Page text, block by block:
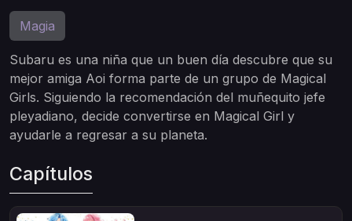
Magia
Subaru es una niña que un buen día descubre que su
mejor amiga Aoi forma parte de un grupo de Magical
Girls. Siguiendo la recomendación del muñequito jefe
pleyadiano, decide convertirse en Magical Girl y
ayudarle a regresar a su planeta.
Capítulos